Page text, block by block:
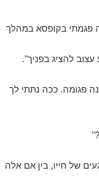
פגמתי בקופסא במהלך
להציג בפניך".
פגומה. ככה נתתי לך
של חייו, בין אם אלה